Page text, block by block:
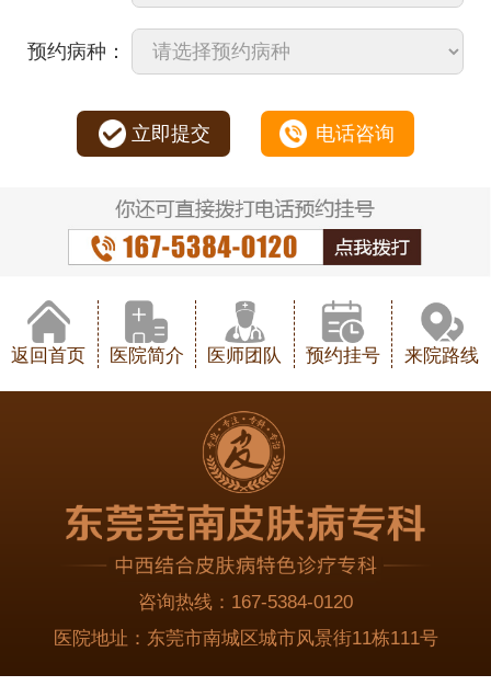
预约病种：
立即提交 电话咨询
返回首页 医院简介 医师团队 预约挂号 来院路线
咨询热线： 167-5384-0120
医院地址： 东莞市南城区城市风景街11栋111号